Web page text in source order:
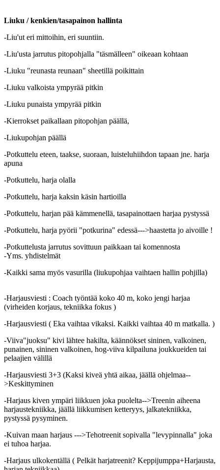
Liuku / kenkien/tasapainon hallinta
-Liu'ut eri mittoihin, eri suuntiin.
-Liu'usta jarrutus pitopohjalla "täsmälleen" oikeaan kohtaan
-Liuku "reunasta reunaan" sheetillä poikittain
-Liuku valkoista ympyrää pitkin
-Liuku punaista ympyrää pitkin
-Kierrokset paikallaan pitopohjan päällä,
-Liukupohjan päällä
-Potkuttelu eteen, taakse, suoraan, luisteluhiihdon tapaan jne. harja
apuna
-Potkuttelu, harja olalla
-Potkuttelu, harja kaksin käsin hartioilla
-Potkuttelu, harjan pää kämmenellä, tasapainottaen harjaa pystyssä
-Potkuttelu, harja pyörii "potkurina" edessä--->haastetta jo aivoille !
-Potkuttelusta jarrutus sovittuun paikkaan tai komennosta
-Yms. yhdistelmät
-Kaikki sama myös vasurilla (liukupohjaa vaihtaen hallin pohjilla)
-Harjausviesti : Coach työntää koko 40 m, koko jengi harjaa
(virheiden korjaus, tekniikka fokus )
-Harjausviesti ( Eka vaihtaa vikaksi. Kaikki vaihtaa 40 m matkalla. )
-Viiva"juoksu" kivi lähtee hakilta, käännökset sininen, valkoinen,
punainen, sininen valkoinen, hog-viiva kilpailuna joukkueiden tai
pelaajien välillä
-Harjausviesti 3+3 (Kaksi kiveä yhtä aikaa, jäällä ohjelmaa--
>Keskittyminen
-Harjaus kiven ympäri liikkuen joka puolelta-->Treenin aiheena
harjaustekniikka, jäällä liikkumisen ketteryys, jalkatekniikka,
pystyssä pysyminen.
-Kuivan maan harjaus --->Tehotreenit sopivalla "levypinnalla" joka
ei tuhoa harjaa.
-Harjaus ulkokentällä ( Pelkät harjatreenit? Keppijumppa+Harjausta,